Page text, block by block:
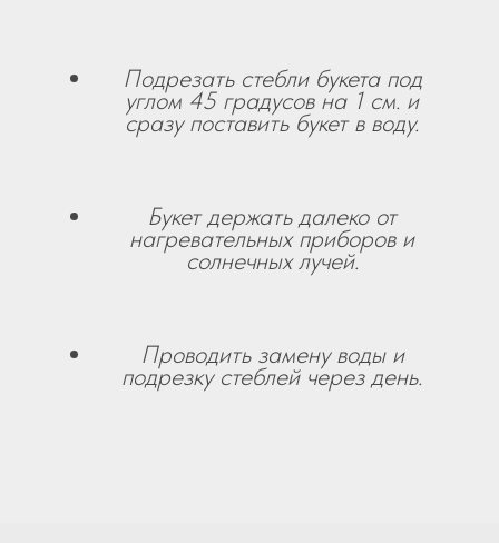
Подрезать стебли букета под
углом 45 градусов на 1 см. и
сразу поставить букет в воду.
Букет держать далеко от
нагревательных приборов и
солнечных лучей.
Проводить замену воды и
подрезку стеблей через день.